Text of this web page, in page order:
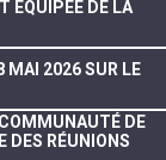
ÉQUIPÉE DE LA
MAI 2026 SUR LE
DE
DES RÉUNIONS